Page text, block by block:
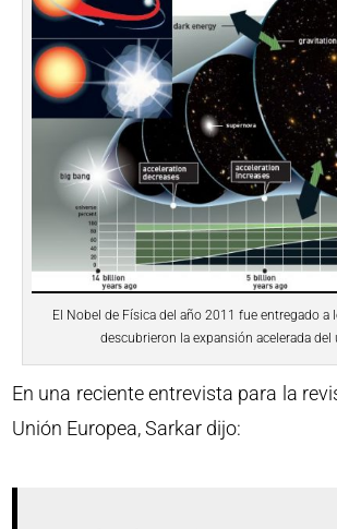
El Nobel de Física del año 2011 fue entregado a
descubrieron la expansión acelerada del
En una reciente entrevista para la
Unión Europea, Sarkar dijo: